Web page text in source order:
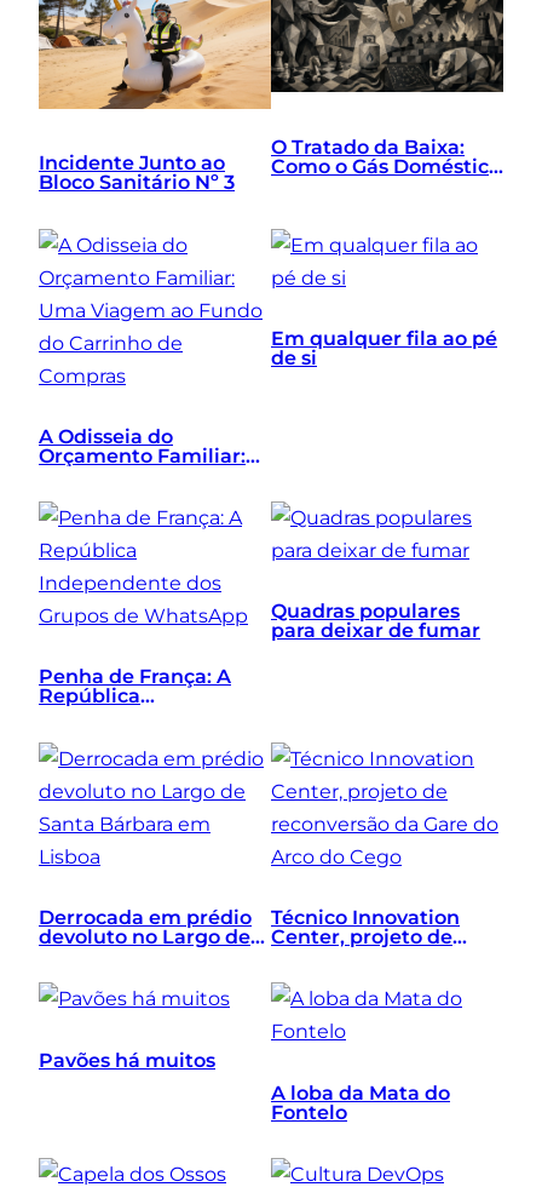
Incidente Junto ao
Bloco Sanitário Nº 3
O Tratado da Baixa:
Como o Gás Doméstico
Mentalidade
Vencedora e o Bloco
A Odisseia do
Orçamento Familiar:
Compras
Em qualquer fila ao pé
de si
Penha de França: A
República
Quadras populares
para deixar de fumar
Derrocada em prédio
devoluto no Largo de
Técnico Innovation
Center, projeto de
Pavões há muitos
A loba da Mata do
Fontelo